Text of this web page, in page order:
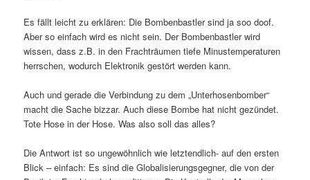
Es fällt leicht zu erklären: Die Bombenbastler sind ja soo doof.
Aber so einfach wird es nicht sein. Der Bombenbastler wird
wissen, dass z.B. in den Frachträumen tiefe Minustemperaturen
herrschen, wodurch Elektronik gestört werden kann.
Auch und gerade die Verbindung zu dem „Unterhosenbomber“
macht die Sache bizzar. Auch diese Bombe hat nicht gezündet.
Tote Hose in der Hose. Was also soll das alles?
Die Antwort ist so ungewöhnlich wie letztendlich- auf den ersten
Blick – einfach: Es sind die Globalisierungsgegner, die von der